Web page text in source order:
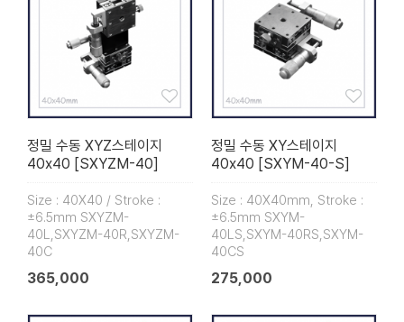
정밀 수동 XYZ스테이지
40x40 [SXYZM-40]
Size : 40X40 / Stroke :
±6.5mm SXYZM-
40L,SXYZM-40R,SXYZM-
40C
365,000
정밀 수동 XY스테이지
40x40 [SXYM-40-S]
Size : 40X40mm, Stroke :
±6.5mm SXYM-
40LS,SXYM-40RS,SXYM-
40CS
275,000